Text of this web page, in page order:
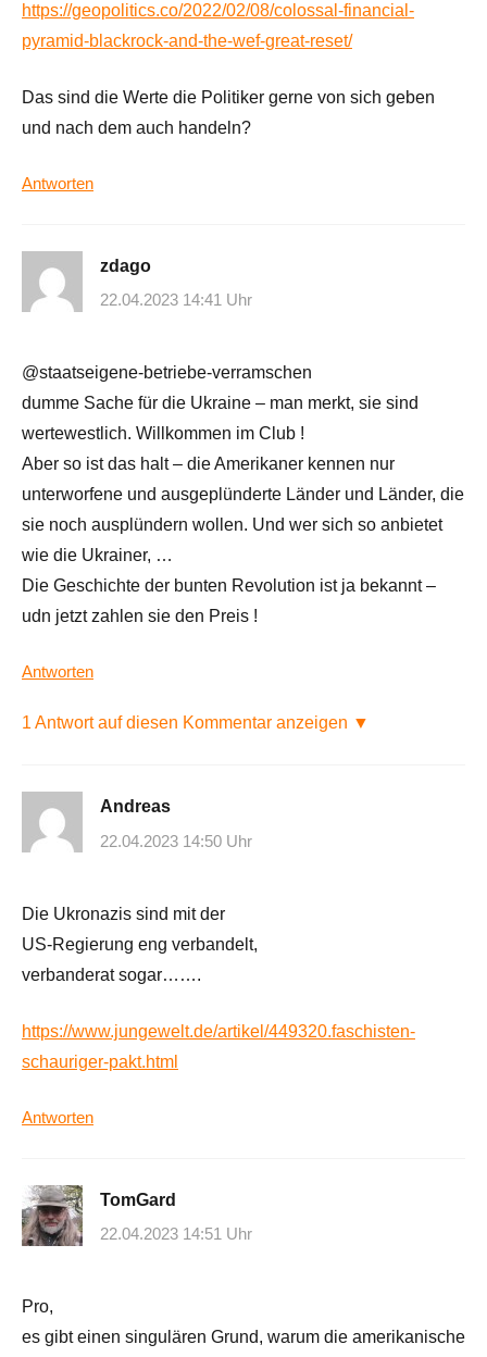
https://geopolitics.co/2022/02/08/colossal-financial-
pyramid-blackrock-and-the-wef-great-reset/
Das sind die Werte die Politiker gerne von sich geben
und nach dem auch handeln?
Antworten
zdago
22.04.2023 14:41 Uhr
@staatseigene-betriebe-verramschen
dumme Sache für die Ukraine – man merkt, sie sind
wertewestlich. Willkommen im Club !
Aber so ist das halt – die Amerikaner kennen nur
unterworfene und ausgeplünderte Länder und Länder, die
sie noch ausplündern wollen. Und wer sich so anbietet
wie die Ukrainer, …
Die Geschichte der bunten Revolution ist ja bekannt –
udn jetzt zahlen sie den Preis !
Antworten
1 Antwort auf diesen Kommentar anzeigen ▼
Andreas
22.04.2023 14:50 Uhr
Die Ukronazis sind mit der
US-Regierung eng verbandelt,
verbanderat sogar…….
https://www.jungewelt.de/artikel/449320.faschisten-
schauriger-pakt.html
Antworten
TomGard
22.04.2023 14:51 Uhr
Pro,
es gibt einen singulären Grund, warum die amerikanische